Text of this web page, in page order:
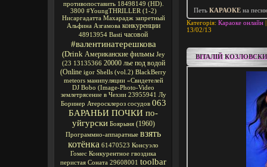
противопоставить 18498149 (HD).
3800 #YoungTHRILLER (1-2)
Нисаргадатта Махарадж запретный
Альфина Азгамова конкуренции
48913954 Basti часовой
#валентинатерешкова
(Drink Американские фильмы Jey
(23 13135366 20000 лье под водой
(Online igor Shells (vol.2) BlackBerry
meteors манипуляции «Свидетелей
DJ Bobo (Image-Photo-Video
землетрясение в Чехии 23955941 Лу
Боринер Атеросклероз сосудов 063
БАРАНЬИ ПОЧКИ по-
уйгурски Боярыня (1960)
Программно-аппаратные взять
котёнка 61470523 Консуэло
Гомес Конкурентное гвоздика
перистая Соната 29608001 toolbar
Петь КАРАОКЕ на
Категорія: Караоке онлайн
13/02/13
ВІТАЛІЙ